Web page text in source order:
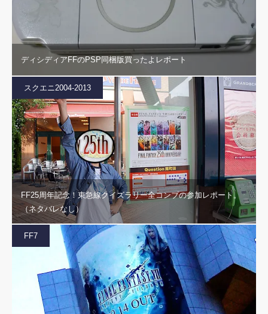
ディシディアFFのPSP同梱版買ったよレポート
スクエニ2004-2013
FF25周年記念！東急線クイズラリー全コンプの参加レポート。
（ネタバレなし）
FF7